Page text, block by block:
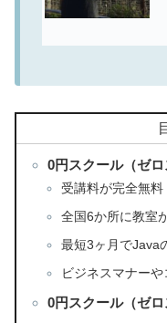
0円スクール（ゼ
受講料が完全無料
全国6か所に教室
最短3ヶ月でJava
ビジネスマナー
0円スクール（ゼ